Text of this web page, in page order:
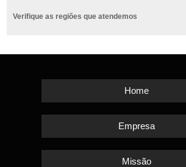
Verifique as regiões que atendemos
Home
Empresa
Missão